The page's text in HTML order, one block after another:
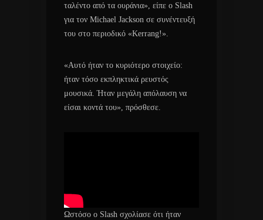
ταλέντο από τα ουράνια», είπε ο Slash
για τον Michael Jackson σε συνέντευξή
του στο περιοδικό «Kerrang!».
«Αυτό ήταν το κυριότερο στοιχείο:
ήταν τόσο εκπληκτικά ρευστός
μουσικά. Ήταν μεγάλη απόλαυση να
είσαι κοντά του», πρόσθεσε.
Ωστόσο ο Slash σχολίασε ότι ήταν